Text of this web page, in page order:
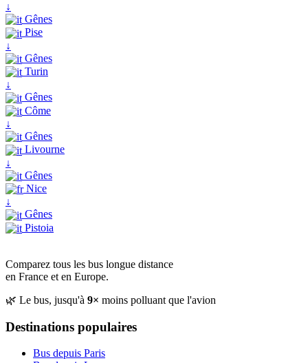
↓
Gênes
Pise
↓
Gênes
Turin
↓
Gênes
Côme
↓
Gênes
Livourne
↓
Gênes
Nice
↓
Gênes
Pistoia
Comparez tous les bus longue distance
en France et en Europe.
🌿 Le bus, jusqu'à 9× moins polluant que l'avion
Destinations populaires
Bus depuis Paris